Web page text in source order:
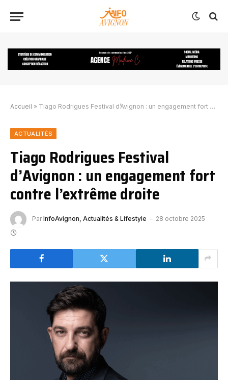
Accueil » Tiago Rodrigues Festival d’Avignon : un engagement fort contre l’extrême droite
ACTUALITÉS
Tiago Rodrigues Festival
d’Avignon : un engagement fort
contre l’extrême droite
Par InfoAvignon, Actualités & Lifestyle 28 octobre 2025